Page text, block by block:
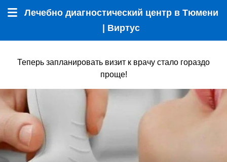
Лечебно диагностический центр в Тюмени
| Виртус
Теперь запланировать визит к врачу стало гораздо
проще!